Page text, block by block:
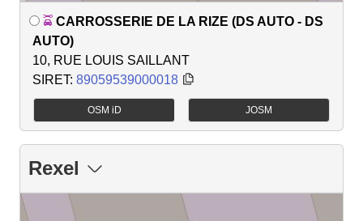
CARROSSERIE DE LA RIZE (DS AUTO - DS
AUTO)
10, RUE LOUIS SAILLANT
SIRET: 89059539000018
OSM iD JOSM
Rexel